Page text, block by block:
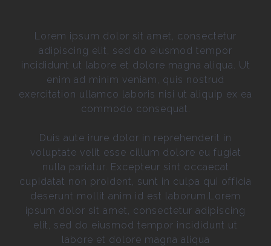
Lorem ipsum dolor sit amet, consectetur
adipiscing elit, sed do eiusmod tempor
incididunt ut labore et dolore magna aliqua. Ut
enim ad minim veniam, quis nostrud
exercitation ullamco laboris nisi ut aliquip ex ea
commodo consequat.
Duis aute irure dolor in reprehenderit in
voluptate velit esse cillum dolore eu fugiat
nulla pariatur. Excepteur sint occaecat
cupidatat non proident, sunt in culpa qui officia
deserunt mollit anim id est laborum.Lorem
ipsum dolor sit amet, consectetur adipiscing
elit, sed do eiusmod tempor incididunt ut
labore et dolore magna aliqua